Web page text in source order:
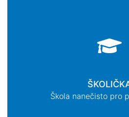
Škola nanečisto pro